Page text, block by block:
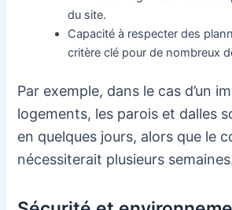
du site.
Capacité à respecter des
critère clé pour de nombreux
Par exemple, dans le cas d’un
logements, les parois et dalles
en quelques jours, alors que le
nécessiterait plusieurs